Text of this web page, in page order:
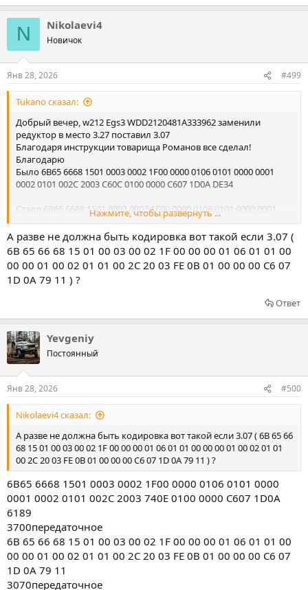
N Nikolaevi4
Новичок
Янв 28, 2026 #499
Tukano сказал:
Добрый вечер, w212 Egs3WDD2120481A333962заменили
редуктор в место 3.27 поставил 3.07
Благодаря инструкции товарища Романов все сделал!
Благодарю
Было 6B65 6668 1501 0003 0002 1F00 0000 0106 0101 0000 0001
0002 0101 002C 2003 C60C 0100 0000 C607 1D0A DE34
Стало 6B65 6668 1501 0003 0002 1F00 0000 0106 0101 0000 0001
0002 0101 002C 2003 740E 0100 0000 C607 1D0A 6189
Всё полетело)
Нажмите, чтобы развернуть ...
А разве не должна быть кодировка вот такой если 3.07 (
6B 65 66 68 15 01 00 03 00 02 1F 00 00 00 01 06 01 01 00
00 00 01 00 02 01 01 00 2C 20 03 FE 0B 01 00 00 00 C6 07
1D 0A 79 11 ) ?
Ответ
Yevgeniy
Постоянный
Янв 28, 2026 #500
Nikolaevi4 сказал:
А разве не должна быть кодировка вот такой если 3.07 ( 6B 65 66
68 15 01 00 03 00 02 1F 00 00 00 01 06 01 01 00 00 00 01 00 02 01 01
00 2C 20 03 FE 0B 01 00 00 00 C6 07 1D 0A 79 11 ) ?
6B65 6668 1501 0003 0002 1F00 0000 0106 0101 0000
0001 0002 0101 002C 2003 740E 0100 0000 C607 1D0A
6189
3700передаточное
6B 65 66 68 15 01 00 03 00 02 1F 00 00 00 01 06 01 01 00
00 00 01 00 02 01 01 00 2C 20 03 FE 0B 01 00 00 00 C6 07
1D 0A 79 11
3070передаточное